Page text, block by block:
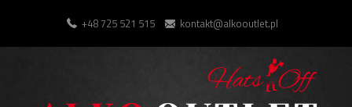
+48 725 521 515 kontakt@alkooutlet.pl